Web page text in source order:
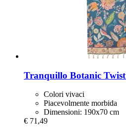
Tranquillo Botanic
Colori vivaci
Piacevolmente morbida
Dimensioni: 190x70 cm
€ 71,49